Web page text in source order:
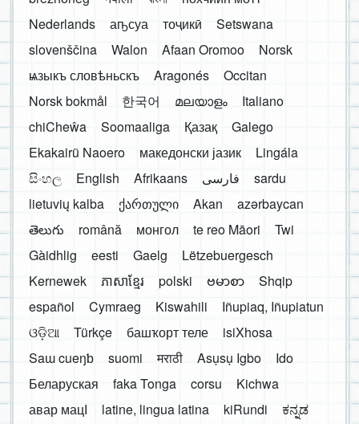
Nederlands
аҧсуа тоҷикӣ
Setswana
slovenščina
Walon Afaan Oromoo
Norsk
ѩзыкъ словѣньскъ
Aragonés
Occitan
Norsk bokmål
한국어 മലയാളം
Italiano
chiCheŵa
Soomaaliga Қазақ
Galego
Ekakairũ Naoero
македонски јазик
Lingála
සිංහල
English Afrikaans فارسی
sardu
lietuvių kalba
ქართული Akan
azərbaycan
తెలుగు
română монгол te reo Māori
Twi
Gàidhlig
eesti Gaelg
Lëtzebuergesch
Kernewek
ភាសាខ្មែរ polski ဗမာစာ
Shqip
español
Cymraeg Kiswahili
Iñupiaq, Iñupiatun
ଓଡ଼ିଆ
Türkçe башҡорт теле
isiXhosa
Saɯ cueŋƅ
suomi मराठी Asụsụ Igbo
Ido
Беларуская
faka Tonga corsu
Kichwa
авар мацӀ
latine, lingua latina kiRundi
ಕನ್ನಡ